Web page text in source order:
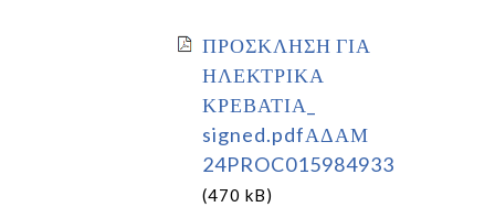
ΠΡΟΣΚΛΗΣΗ ΓΙΑ
ΗΛΕΚΤΡΙΚΑ
ΚΡΕΒΑΤΙΑ_
signed.pdfΑΔΑΜ
24PROC015984933
(470 kB)